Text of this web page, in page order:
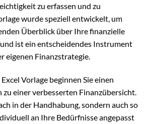
zu erfassen und zu
wurde speziell entwickelt, um
Überblick über Ihre finanzielle
ist ein entscheidendes Instrument
eigenen Finanzstrategie.
Vorlage beginnen Sie einen
einer verbesserten Finanzübersicht.
in der Handhabung, sondern auch so
an Ihre Bedürfnisse angepasst